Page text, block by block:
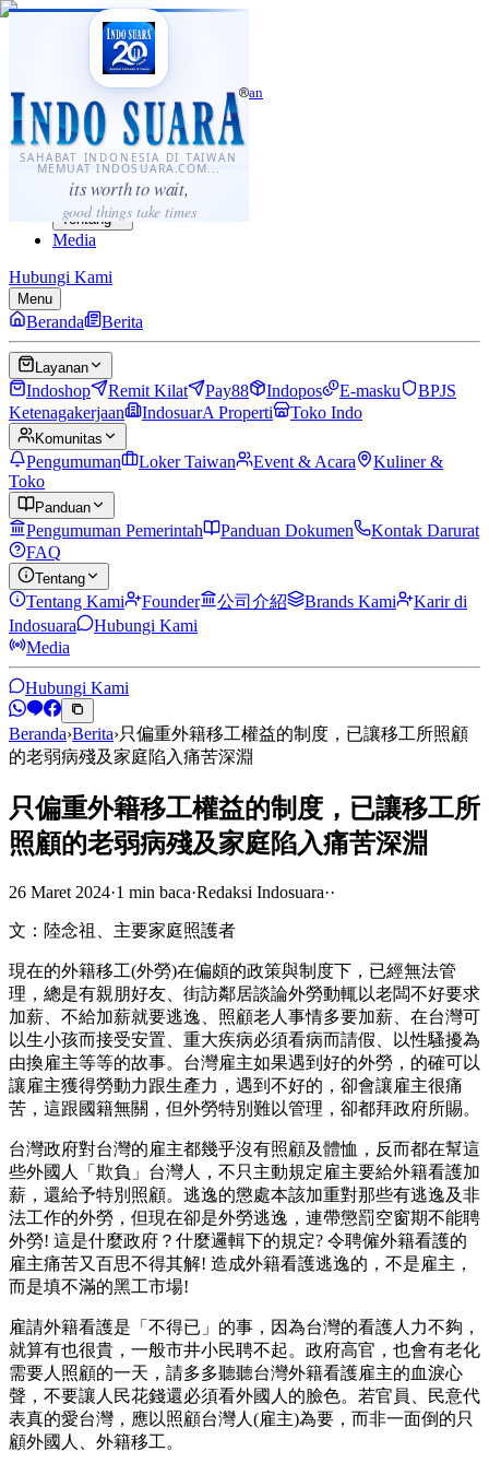
SAHABAT INDONESIA DI TAIWAN
MEMUAT INDOSUARA.COM...
its worth to wait,
good things take times
·...
⌘K
Sahabat Indonesia di Taiwan
Berita
Layanan
Komunitas
Panduan
Tentang
Media
Hubungi Kami
Menu
Beranda Berita
Layanan
Indoshop Remit Kilat Pay88 Indopos E-masku
BPJS
Ketenagakerjaan
IndosuarA Properti Toko Indo
Komunitas
Pengumuman Loker Taiwan Event & Acara
Kuliner &
Toko
Panduan
Pengumuman Pemerintah Panduan Dokumen
Kontak Darurat
FAQ
Tentang
Tentang Kami Founder 公司介紹 Brands Kami
Karir di
Indosuara
Hubungi Kami
Media
Hubungi Kami
Beranda›Berita›只偏重外籍移工權益的制度，已讓移工所照顧
的老弱病殘及家庭陷入痛苦深淵
只偏重外籍移工權益的制度，已讓移工所
照顧的老弱病殘及家庭陷入痛苦深淵
26 Maret 2024·1 min baca·Redaksi Indosuara··
文：陸念祖、主要家庭照護者
現在的外籍移工(外勞)在偏頗的政策與制度下，已經無法管
理，總是有親朋好友、街訪鄰居談論外勞動輒以老闆不好要求
加薪、不給加薪就要逃逸、照顧老人事情多要加薪、在台灣可
以生小孩而接受安置、重大疾病必須看病而請假、以性騷擾為
由換雇主等等的故事。台灣雇主如果遇到好的外勞，的確可以
讓雇主獲得勞動力跟生產力，遇到不好的，卻會讓雇主很痛
苦，這跟國籍無關，但外勞特別難以管理，卻都拜政府所賜。
台灣政府對台灣的雇主都幾乎沒有照顧及體恤，反而都在幫這
些外國人「欺負」台灣人，不只主動規定雇主要給外籍看護加
薪，還給予特別照顧。逃逸的懲處本該加重對那些有逃逸及非
法工作的外勞，但現在卻是外勞逃逸，連帶懲罰空窗期不能聘
外勞! 這是什麼政府？什麼邏輯下的規定? 令聘僱外籍看護的
雇主痛苦又百思不得其解! 造成外籍看護逃逸的，不是雇主­，
而是填不滿的黑工市場!
雇請外籍看護是「不得已」的事，因為台灣的看護人力不夠，
就算有也很貴，一般市井小民聘不起。政府高官，也會有老化
需要人照顧的一天，請多多聽聽台灣外籍看護雇主的血淚心
聲，不要讓人民花錢還必須看外國人的臉色。若官員、民意代
表真的愛台灣，應以照顧台灣人(雇主)為要，而非一面倒的只
顧外國人、外籍移工。